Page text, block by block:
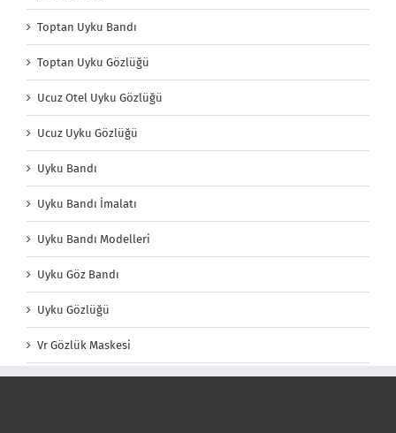
Toptan Uyku Bandı
Toptan Uyku Gözlüğü
Ucuz Otel Uyku Gözlüğü
Ucuz Uyku Gözlüğü
Uyku Bandı
Uyku Bandı İmalatı
Uyku Bandı Modelleri
Uyku Göz Bandı
Uyku Gözlüğü
Vr Gözlük Maskesi